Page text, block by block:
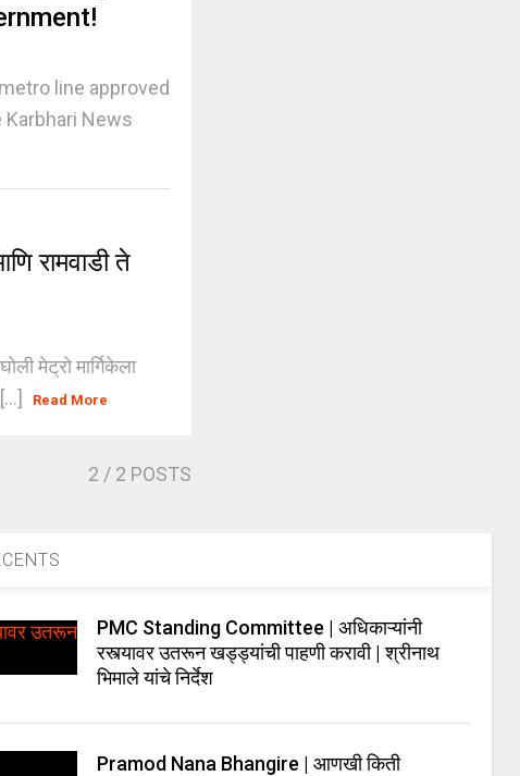
line approved
News
रामवाडी ते
मेट्रो मार्गिकेला
Read More
2 / 2 POSTS
PMC Standing Committee | अधिकाऱ्यांनी
रस्त्यावर उतरून खड्ड्यांची पाहणी करावी | श्रीनाथ
भिमाले यांचे निर्देश
Pramod Nana Bhangire | आणखी किती